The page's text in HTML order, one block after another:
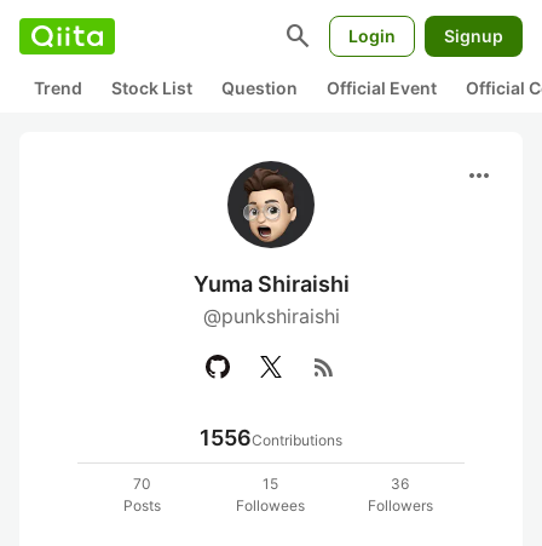
search Login Signup
Trend Stock List Question Official Event Official
more_horiz
Yuma Shiraishi
@punkshiraishi
rss_feed
1556Contributions
70
Posts
15
Followees
36
Followers